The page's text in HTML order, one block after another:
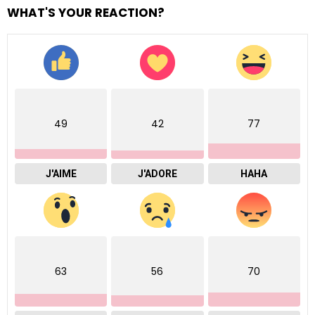
WHAT'S YOUR REACTION?
49
J'AIME
42
J'ADORE
77
HAHA
63 56 70